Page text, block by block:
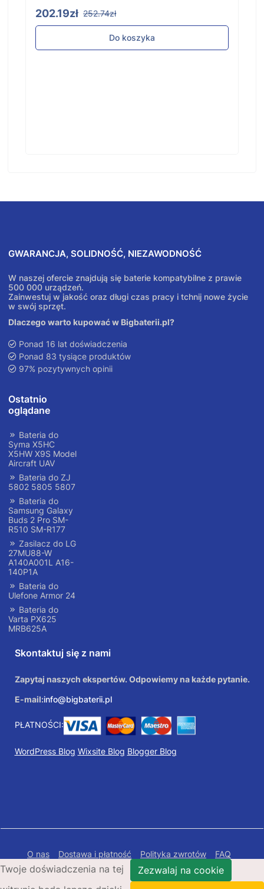
202.19zł 252.74zł
Do koszyka
GWARANCJA, SOLIDNOŚĆ, NIEZAWODNOŚĆ
W naszej ofercie znajdują się baterie kompatybilne z prawie
500 000 urządzeń.
Zainwestuj w jakość oraz długi czas pracy i tchnij nowe życie
w swój sprzęt.
Dlaczego warto kupować w Bigbaterii.pl?
Ponad 16 lat doświadczenia
Ponad 83 tysiące produktów
97% pozytywnych opinii
Ostatnio
oglądane
Bateria do
Syma X5HC
X5HW X9S Model
Aircraft UAV
Bateria do ZJ
5802 5805 5807
Bateria do
Samsung Galaxy
Buds 2 Pro SM-
R510 SM-R177
Zasilacz do LG
27MU88-W
A140A001L A16-
140P1A
Bateria do
Ulefone Armor 24
Bateria do
Varta PX625
MRB625A
Skontaktuj się z nami
Zapytaj naszych ekspertów. Odpowiemy na każde pytanie.
E-mail:info@bigbaterii.pl
PŁATNOŚCI:
WordPress Blog Wixsite Blog Blogger Blog
O nas Dostawa i płatność Polityka zwrotów
FAQ
Polityka prywatności
Mapa Strony
Twoje doświadczenia na tej
Zezwalaj na cookie